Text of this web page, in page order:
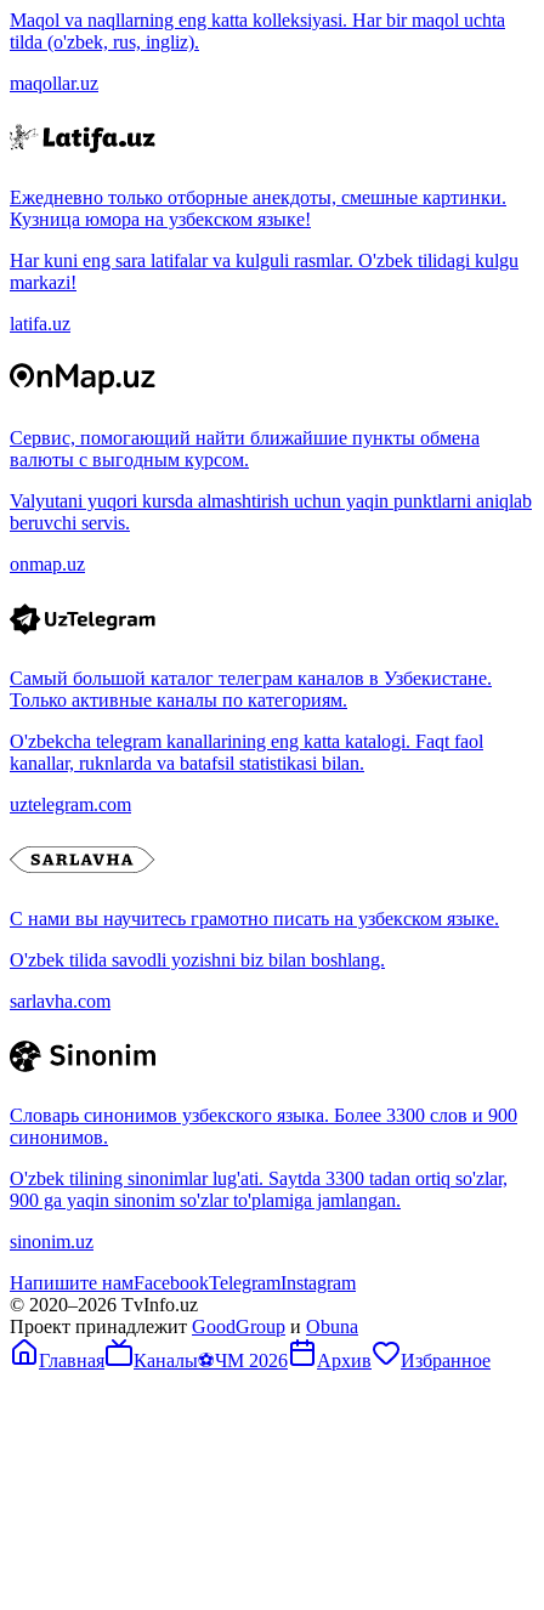
Maqol va naqllarning eng katta kolleksiyasi. Har bir maqol uchta
tilda (o'zbek, rus, ingliz).
maqollar.uz
Ежедневно только отборные анекдоты, смешные картинки.
Кузница юмора на узбекском языке!
Har kuni eng sara latifalar va kulguli rasmlar. O'zbek tilidagi kulgu
markazi!
latifa.uz
Сервис, помогающий найти ближайшие пункты обмена
валюты с выгодным курсом.
Valyutani yuqori kursda almashtirish uchun yaqin punktlarni aniqlab
beruvchi servis.
onmap.uz
Самый большой каталог телеграм каналов в Узбекистане.
Только активные каналы по категориям.
O'zbekcha telegram kanallarining eng katta katalogi. Faqt faol
kanallar, ruknlarda va batafsil statistikasi bilan.
uztelegram.com
С нами вы научитесь грамотно писать на узбекском языке.
O'zbek tilida savodli yozishni biz bilan boshlang.
sarlavha.com
Словарь синонимов узбекского языка. Более 3300 слов и 900
синонимов.
O'zbek tilining sinonimlar lug'ati. Saytda 3300 tadan ortiq so'zlar,
900 ga yaqin sinonim so'zlar to'plamiga jamlangan.
sinonim.uz
Напишите намFacebookTelegramInstagram
© 2020–2026 TvInfo.uz
Проект принадлежит GoodGroup и Obuna
Главная
Каналы⚽ЧМ 2026 Архив Избранное